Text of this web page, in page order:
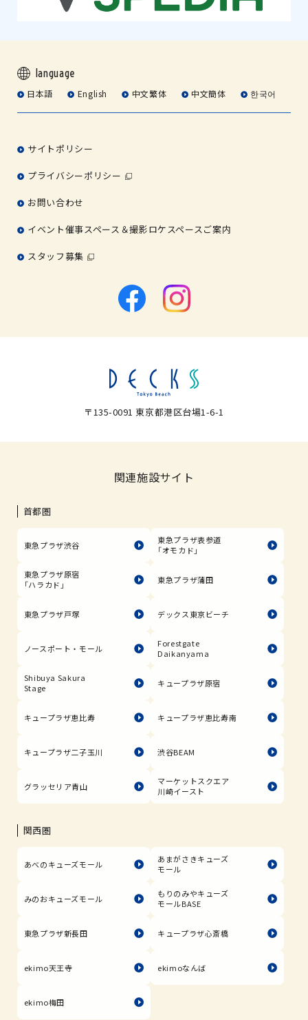
language
日本語 English 中文繁体 中文簡体 한국어
サイトポリシー
プライバシーポリシー
お問い合わせ
イベント催事スペース＆撮影ロケスペースご案内
スタッフ募集
〒135-0091 東京都港区台場1-6-1
関連施設サイト
首都圏
東急プラザ渋谷
東急プラザ表参道
「オモカド」
東急プラザ原宿
「ハラカド」
東急プラザ蒲田
東急プラザ戸塚 デックス東京ビーチ
ノースポート・モール
Forestgate
Daikanyama
Shibuya Sakura
Stage
キュープラザ原宿
キュープラザ恵比寿 キュープラザ恵比寿南
キュープラザ二子玉川 渋谷BEAM
グラッセリア青山
マーケットスクエア
川崎イースト
関西圏
あべのキューズモール
あまがさきキューズ
モール
みのおキューズモール
もりのみやキューズ
モールBASE
東急プラザ新長田 キュープラザ心斎橋
ekimo天王寺 ekimoなんば
ekimo梅田